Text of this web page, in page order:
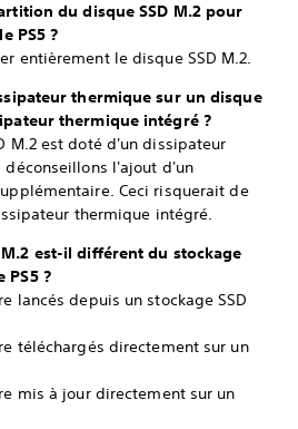
du disque SSD M.2 pour
PS5 ?
entièrement le disque SSD M.2.
thermique sur un disque
thermique intégré ?
M.2 est doté d'un dissipateur
l'ajout d'un
Ceci risquerait de
thermique intégré.
est-il différent du stockage
PS5 ?
lancés depuis un stockage SSD
téléchargés directement sur un
mis à jour directement sur un